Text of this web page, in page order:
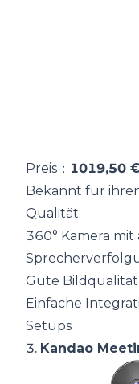
Preis： 1019,50
Bekannt für
Qualität:
360° Kamera
Gute
Einfache
Setups
3. Kandao